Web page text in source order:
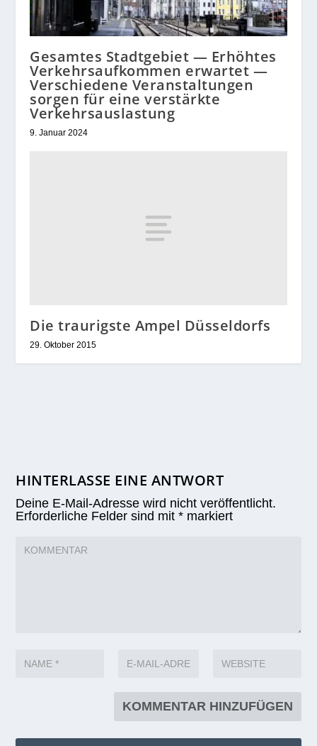
Gesamtes Stadtgebiet — Erhöhtes
Verkehrsaufkommen erwartet —
Verschiedene Veranstaltungen
sorgen für eine verstärkte
Verkehrsauslastung
9. Januar 2024
Die traurigste Ampel Düsseldorfs
29. Oktober 2015
HINTERLASSE EINE ANTWORT
Deine E-Mail-Adresse wird nicht veröffentlicht.
Erforderliche Felder sind mit* markiert